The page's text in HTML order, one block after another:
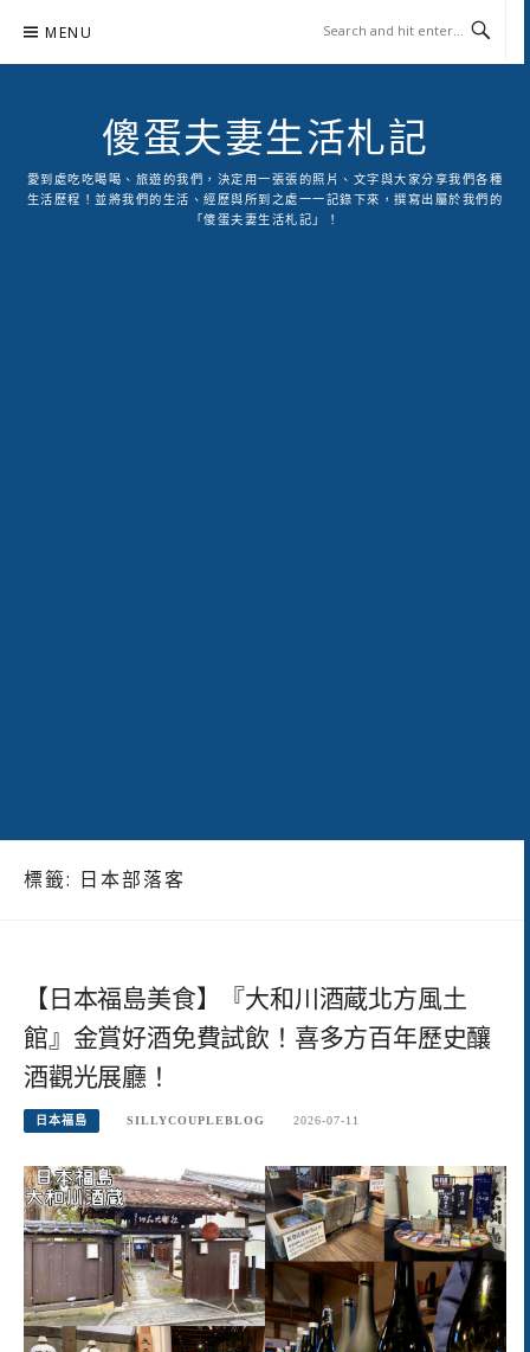
content
MENU
傻蛋夫妻生活札記
愛到處吃吃喝喝、旅遊的我們，決定用一張張的照片、文字與大家分享我們各種
生活歷程！並將我們的生活、經歷與所到之處一一記錄下來，撰寫出屬於我們的
「傻蛋夫妻生活札記」！
標籤: 日本部落客
【日本福島美食】『大和川酒蔵北方風土
館』金賞好酒免費試飲！喜多方百年歷史釀
酒觀光展廳！
日本福島 SILLYCOUPLEBLOG 2026-07-11